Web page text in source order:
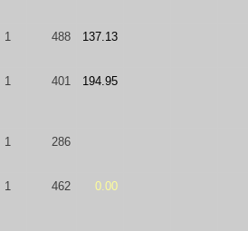
1 488 137.13
1 401 194.95
1 286
1 462 0.00